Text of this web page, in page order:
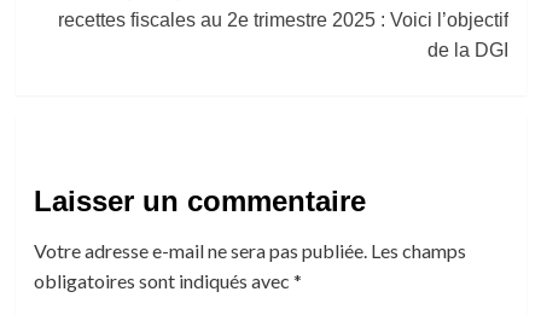
recettes fiscales au 2e trimestre 2025 : Voici l’objectif
de la DGI
Laisser un commentaire
Votre adresse e-mail ne sera pas publiée. Les champs
obligatoires sont indiqués avec *